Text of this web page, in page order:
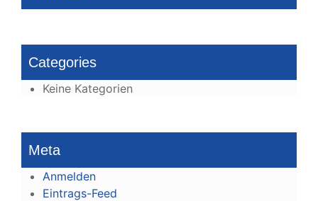
Categories
Keine Kategorien
Meta
Anmelden
Eintrags-Feed